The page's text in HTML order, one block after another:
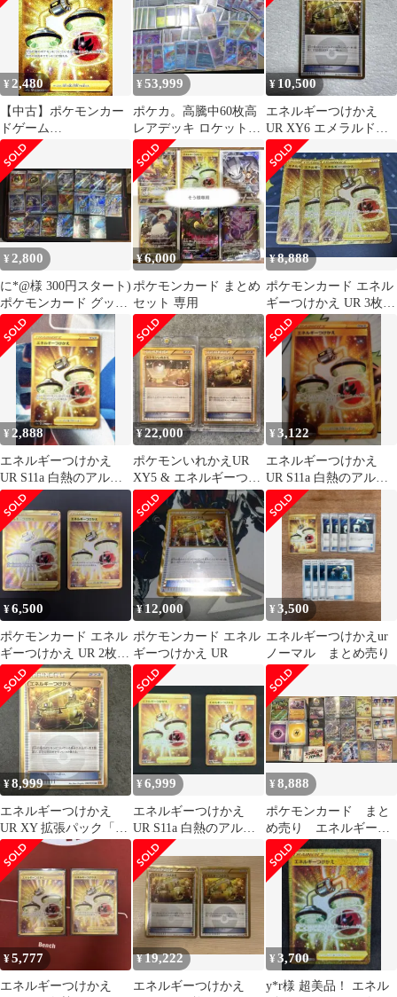
¥ 2,480
【中古】ポケモンカー
ドゲーム
093/068[UR]：(キラ)エ
ネルギーつけかえ
¥53,999
ポケカ。高騰中60枚高
レアデッキ ロケット団
デッキ 高額の為 説明欄
必須‼️
¥ 10,500
エネルギーつけかえ
UR XY6 エメラルドブ
レイク 090/078
¥2,800
に*@様 300円スタート)
ポケモンカード グッ
ズ、トレーナー、ポケ
モンSRまと
¥6,000
ポケモンカード まとめ
セット 専用
¥8,888
ポケモンカード エネル
ギーつけかえ UR 3枚セ
ット
¥2,888
エネルギーつけかえ
UR S11a 白熱のアルカ
ナ 093/068
¥22,000
ポケモンいれかえUR
XY5 & エネルギーつけ
かえUR XY6 セット
¥3,122
エネルギーつけかえ
UR S11a 白熱のアルカ
ナ 093/068
¥6,500
ポケモンカード エネル
ギーつけかえ UR 2枚セ
ット
¥ 12,000
ポケモンカード エネル
ギーつけかえ UR
¥3,500
エネルギーつけかえur
ノーマル まとめ売り
¥8,999
エネルギーつけかえ
UR XY 拡張パック「エ
メラルドブレイク」 キ
ラ 090…
¥6,999
エネルギーつけかえ
UR S11a 白熱のアルカ
ナ 093/068
¥8,888
ポケモンカード まと
め売り エネルギーつ
けかえUR タケルライ
コexSAR 他
¥5,777
エネルギーつけかえ
¥19,222
エネルギーつけかえ
¥3,700
y*r様 超美品！ エネル